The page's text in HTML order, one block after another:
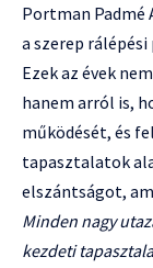
Portman Padmé
a szerep
Ezek az évek
hanem arról is,
működését, és
tapasztalatok
elszántságot,
Minden nagy
kezdeti